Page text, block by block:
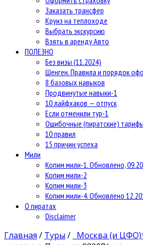
Заказать трансфер
Круиз на теплоходе
Выбрать экскурсию
Взять в аренду Авто
ПОЛЕЗНО
Без визы (11.2024)
Шенген. Правила и порядок
8 базовых навыков
Продвинутые навыки-1
10 лайфхаков — отпуск
Если отменили тур-1
Ошибочные (пиратские)
10 правил
15 причин успеха
Мили
Копим мили-1. Обновлено,
Копим мили-2
Копим мили-3
Копим мили-4. Обновлено
О пиратах
Disclaimer
Главная / Туры / Москва (и